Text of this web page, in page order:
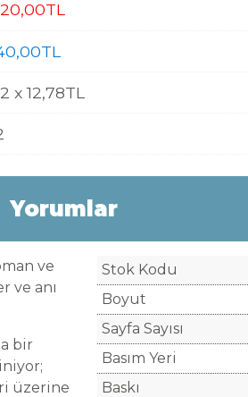
,00TL
,00TL
x 12,78TL
Yorumlar
ve
ve anı
bir
üzerine
Stok Kodu
Boyut
Sayfa Sayısı
Basım Yeri
Baskı